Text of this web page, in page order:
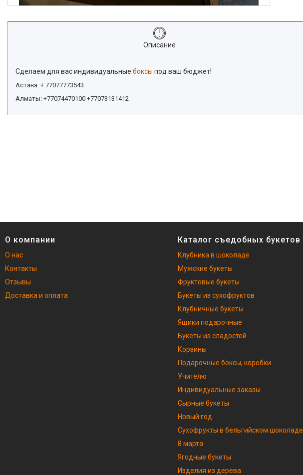
Отзывы
Описание
Сделаем для вас индивидуальные боксы под ваш бюджет!
Астана: + 77077773543
Алматы: +77074470100 +77073131412
О компании
О нас
Контакты
Отзывы
Доставка и оплата
Каталог съедобных букетов
Клубника в шоколаде
Мужские букеты
Фруктовые букеты
Букеты из сухофруктов
Клубничные букеты
Ящики подарочные
Букеты из сладостей
Корзины
Подарочные боксы, коробки
Учителю
Индивидуальные заказы
Сырные букеты
Новый год
Сухофрукты в бельгийском шоколаде
8 марта
Ягодные букеты
Изделия из дерева